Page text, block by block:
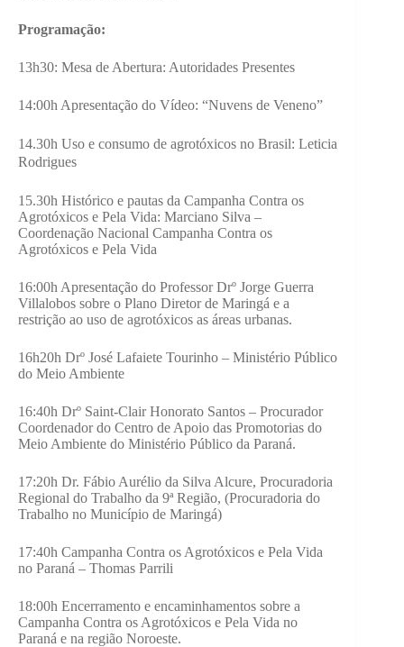
Programação:
13h30: Mesa de Abertura: Autoridades Presentes
14:00h Apresentação do Vídeo: “Nuvens de Veneno”
14.30h Uso e consumo de agrotóxicos no Brasil: Leticia
Rodrigues
15.30h Histórico e pautas da Campanha Contra os
Agrotóxicos e Pela Vida: Marciano Silva –
Coordenação Nacional Campanha Contra os
Agrotóxicos e Pela Vida
16:00h Apresentação do Professor Drº Jorge Guerra
Villalobos sobre o Plano Diretor de Maringá e a
restrição ao uso de agrotóxicos as áreas urbanas.
16h20h Drº José Lafaiete Tourinho – Ministério Público
do Meio Ambiente
16:40h Drº Saint-Clair Honorato Santos – Procurador
Coordenador do Centro de Apoio das Promotorias do
Meio Ambiente do Ministério Público da Paraná.
17:20h Dr. Fábio Aurélio da Silva Alcure, Procuradoria
Regional do Trabalho da 9ª Região, (Procuradoria do
Trabalho no Município de Maringá)
17:40h Campanha Contra os Agrotóxicos e Pela Vida
no Paraná – Thomas Parrili
18:00h Encerramento e encaminhamentos sobre a
Campanha Contra os Agrotóxicos e Pela Vida no
Paraná e na região Noroeste.